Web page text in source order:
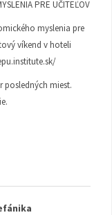
PRE UČITEĽOV
myslenia pre
víkend v hoteli
miest.